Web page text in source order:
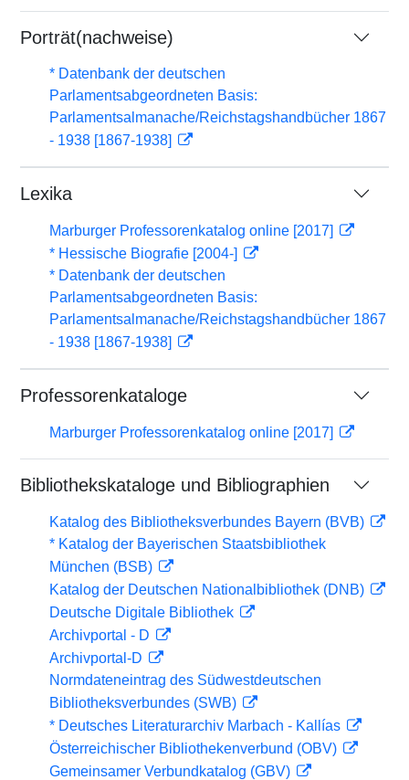
Porträt(nachweise)
* Datenbank der deutschen
Parlamentsabgeordneten Basis:
Parlamentsalmanache/Reichstagshandbücher 1867
- 1938 [1867-1938]
Lexika
Marburger Professorenkatalog online [2017]
* Hessische Biografie [2004-]
* Datenbank der deutschen
Parlamentsabgeordneten Basis:
Parlamentsalmanache/Reichstagshandbücher 1867
- 1938 [1867-1938]
Professorenkataloge
Marburger Professorenkatalog online [2017]
Bibliothekskataloge und Bibliographien
Katalog des Bibliotheksverbundes Bayern (BVB)
* Katalog der Bayerischen Staatsbibliothek
München (BSB)
Katalog der Deutschen Nationalbibliothek (DNB)
Deutsche Digitale Bibliothek
Archivportal - D
Archivportal-D
Normdateneintrag des Südwestdeutschen
Bibliotheksverbundes (SWB)
* Deutsches Literaturarchiv Marbach - Kallías
Österreichischer Bibliothekenverbund (OBV)
Gemeinsamer Verbundkatalog (GBV)